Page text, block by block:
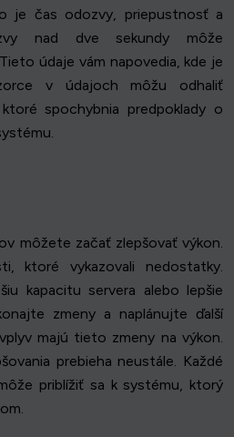
je čas odozvy, priepustnosť a
nad dve sekundy môže
údaje vám napovedia, kde je
v údajoch môžu odhaliť
spochybnia predpoklady o
môžete začať zlepšovať výkon.
ktoré vykazovali nedostatky.
kapacitu servera alebo lepšie
zmeny a naplánujte ďalší
majú tieto zmeny na výkon.
prebieha neustále. Každé
priblížiť sa k systému, ktorý